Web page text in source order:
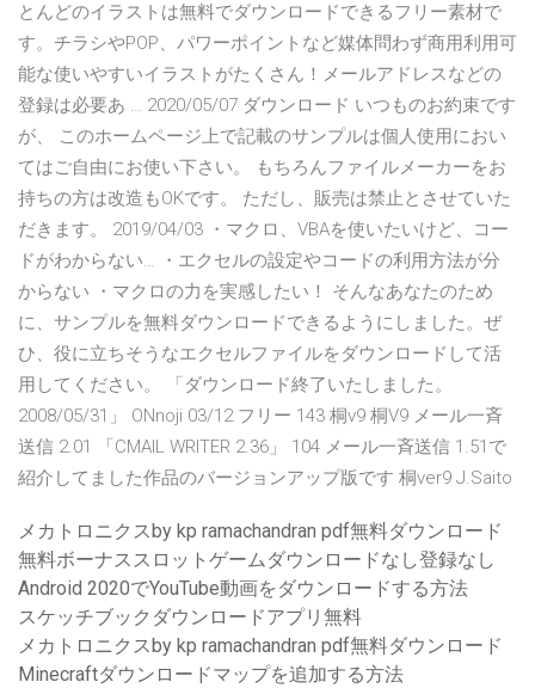
とんどのイラストは無料でダウンロードできるフリー素材で
す。チラシやPOP、パワーポイントなど媒体問わず商用利用可
能な使いやすいイラストがたくさん！メールアドレスなどの
登録は必要あ … 2020/05/07 ダウンロード いつものお約束です
が、 このホームページ上で記載のサンプルは個人使用におい
てはご自由にお使い下さい。 もちろんファイルメーカーをお
持ちの方は改造もOKです。 ただし、販売は禁止とさせていた
だきます。 2019/04/03 ・マクロ、VBAを使いたいけど、コー
ドがわからない… ・エクセルの設定やコードの利用方法が分
からない ・マクロの力を実感したい！ そんなあなたのため
に、サンプルを無料ダウンロードできるようにしました。ぜ
ひ、役に立ちそうなエクセルファイルをダウンロードして活
用してください。 「ダウンロード終了いたしました。
2008/05/31」 ONnoji 03/12 フリー 143 桐v9 桐V9 メール一斉
送信 2.01 「CMAIL WRITER 2.36」 104 メール一斉送信 1.51で
紹介してました作品のバージョンアップ版です 桐ver9 J.Saito
メカトロニクスby kp ramachandran pdf無料ダウンロード
無料ボーナススロットゲームダウンロードなし登録なし
Android 2020でYouTube動画をダウンロードする方法
スケッチブックダウンロードアプリ無料
メカトロニクスby kp ramachandran pdf無料ダウンロード
Minecraftダウンロードマップを追加する方法